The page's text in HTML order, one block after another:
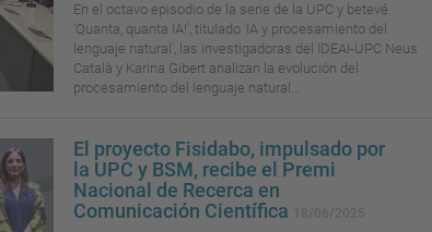
En el octavo episodio de la serie de la UPC y betevé
'Quanta, quanta IA!', titulado 'IA y procesamiento del
lenguaje natural', las investigadoras del IDEAI-UPC Neus
Català y Karina Gibert analizan la evolución del
procesamiento del lenguaje natural...
El proyecto Fisidabo, impulsado por
la UPC y BSM, recibe el Premi
Nacional de Recerca en
Comunicación Científica